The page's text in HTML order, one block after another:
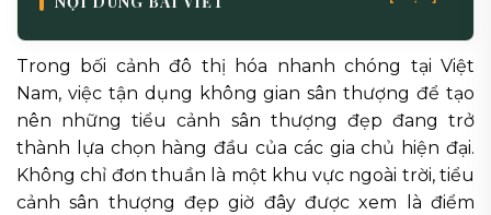
Trong bối cảnh đô thị hóa nhanh chóng tại Việt
Nam, việc tận dụng không gian sân thượng để tạo
nên những tiểu cảnh sân thượng đẹp đang trở
thành lựa chọn hàng đầu của các gia chủ hiện đại.
Không chỉ đơn thuần là một khu vực ngoài trời, tiểu
cảnh sân thượng đẹp giờ đây được xem là điểm